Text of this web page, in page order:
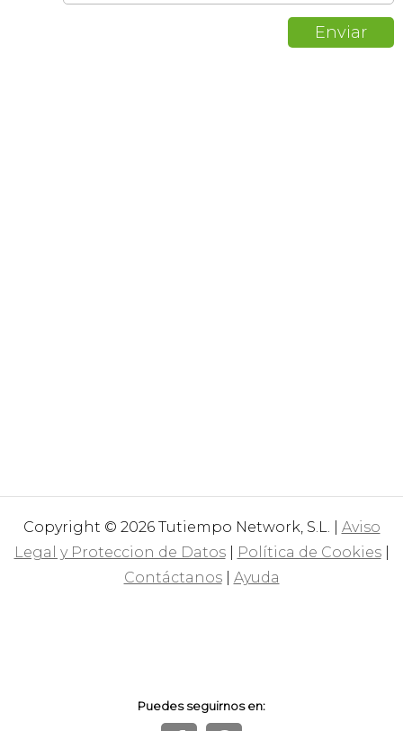
Copyright © 2026 Tutiempo Network, S.L. | Aviso
Legal y Proteccion de Datos| Política de Cookies|
Contáctanos| Ayuda
Puedes seguirnos en: